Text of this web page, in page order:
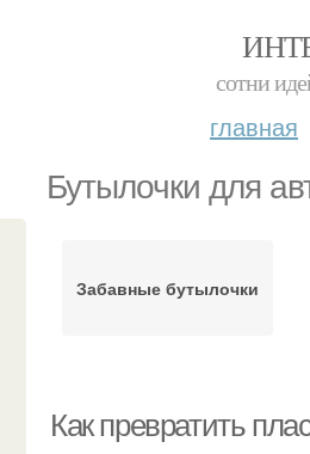
сотни
главная
Бутылочки для
Забавные бутылочки
Как превратить